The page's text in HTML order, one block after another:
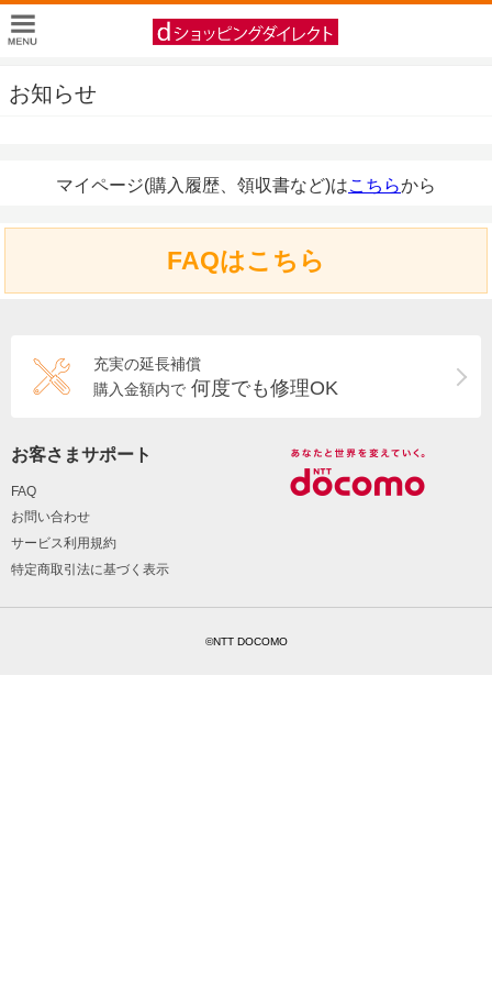
お知らせ
マイページ(購入履歴、領収書など)はこちらから
FAQはこちら
充実の延長補償
購入金額内で 何度でも修理OK
お客さまサポート
FAQ
お問い合わせ
サービス利用規約
特定商取引法に基づく表示
©NTT DOCOMO